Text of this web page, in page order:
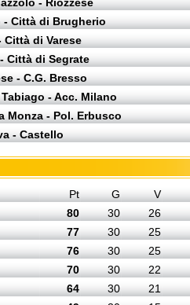
- Città di Brugherio
Città di Varese
Città di Segrate
- C.G. Bresso
Tabiago - Acc. Milano
Monza - Pol. Erbusco
- Castello
Pt G
V
80 30
26
77 30
25
76 30
25
70 30
22
64 30
21